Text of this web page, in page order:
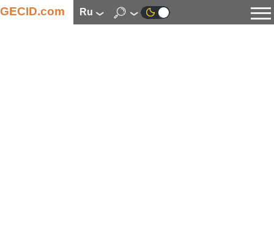
GECID.com ru